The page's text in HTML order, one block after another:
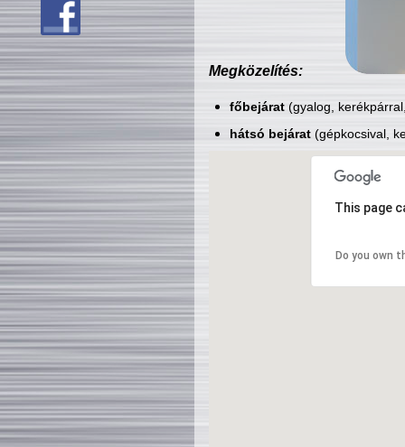
Megközelítés:
főbejárat(gyalog,
hátsó bejárat(gépkocsival,
This page
Do you own